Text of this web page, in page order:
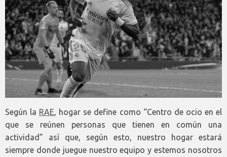
Según la RAE, hogar se define como “Centro de ocio en el
que se reúnen personas que tienen en común una
actividad” así que, según esto, nuestro hogar estará
siempre donde juegue nuestro equipo y estemos nosotros